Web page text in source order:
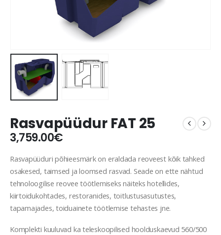
Rasvapüüdur FAT 25
3,759.00€
Rasvapüüduri põhieesmärk on eraldada reoveest kõik tahked
osakesed, taimsed ja loomsed rasvad. Seade on ette nähtud
tehnoloogilise reovee töötlemiseks näiteks hotellides,
kiirtoidukohtades, restoranides, toitlustusasutustes,
tapamajades, toiduainete töötlemise tehastes jne.
Komplekti kuuluvad ka teleskoopilised hoolduskaevud 560/500